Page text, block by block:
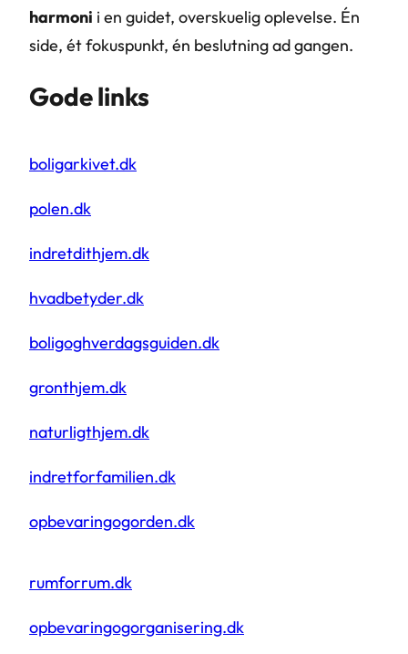
harmoni i en guidet, overskuelig oplevelse. Én
side, ét fokuspunkt, én beslutning ad gangen.
Gode links
boligarkivet.dk
polen.dk
indretdithjem.dk
hvadbetyder.dk
boligoghverdagsguiden.dk
gronthjem.dk
naturligthjem.dk
indretforfamilien.dk
opbevaringogorden.dk
rumforrum.dk
opbevaringogorganisering.dk